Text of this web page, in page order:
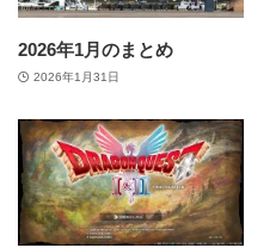
2026年1月のまとめ
2026年1月31日